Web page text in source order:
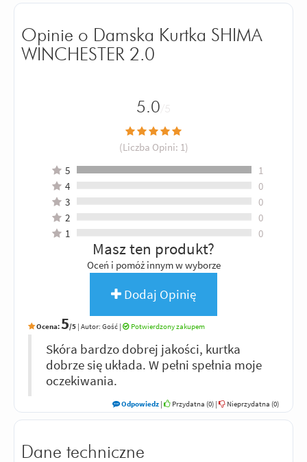
Opinie o Damska Kurtka SHIMA
WINCHESTER 2.0
5.0 /5
(Liczba Opini: 1)
5
1
4
0
3
0
2
0
1
0
Masz ten produkt?
Oceń i pomóż innym w wyborze
Dodaj Opinię
Ocena:5/5 | Autor: Gość | Potwierdzony zakupem
Skóra bardzo dobrej jakości, kurtka
dobrze się układa. W pełni spełnia moje
oczekiwania.
Odpowiedz | Przydatna (0) | Nieprzydatna (0)
Dane techniczne